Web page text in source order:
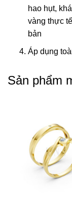
hao hụt,
vàng thực
bản
Áp dụng
Sản phẩm